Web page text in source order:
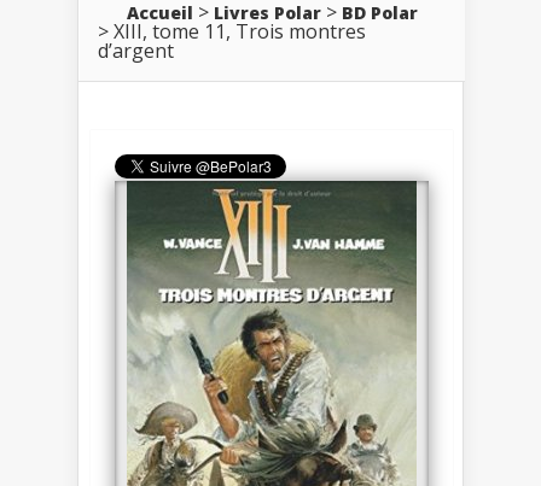
Accueil Livres Polar BD Polar
XIII, tome 11, Trois montres
d’argent